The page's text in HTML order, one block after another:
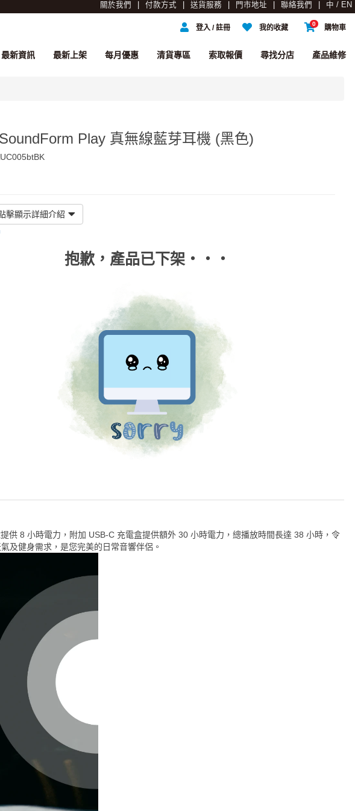
關於我們 付款方式 送貨服務 門市地址 聯絡我們 中 / EN
0 購物車
我的收藏
登入 / 註冊
產品維修
尋找分店
索取報價
清貨專區
每月優惠
最新上架
最新資訊
Play 真無線藍芽耳機 (黑色)
擊顯示詳細介紹
抱歉，產品已下架‧‧‧
8 小時電力，附加 USB-C 充電盒提供額外 30 小時電力，總播放時間長達 38 小時，令
及健身需求，是您完美的日常音響伴侶。